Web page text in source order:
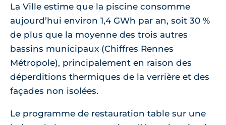
La Ville estime que la piscine consomme
aujourd’hui environ 1,4 GWh par an, soit 30 %
de plus que la moyenne des trois autres
bassins municipaux (Chiffres Rennes
Métropole), principalement en raison des
déperditions thermiques de la verrière et des
façades non isolées.
Le programme de restauration table sur une